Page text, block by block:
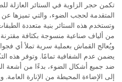
تكمن حجر الزاوية في الستائر العازلة
المتقدمة لحجب الضوء، والتي تميزها عن
وتستخدم هذه الستائر بنية متعددة
من ألياف صناعية منسوجة بكثافة
ويُعالج القماش بعملية سرية تملأ أي
يضمن عدم الشفافية تمامًا. وتوفر هذه
ضد جميع أشكال الضوء، بدءًا من أشعة
إلى الإضاءة المحيطة من الإنارة العامة.